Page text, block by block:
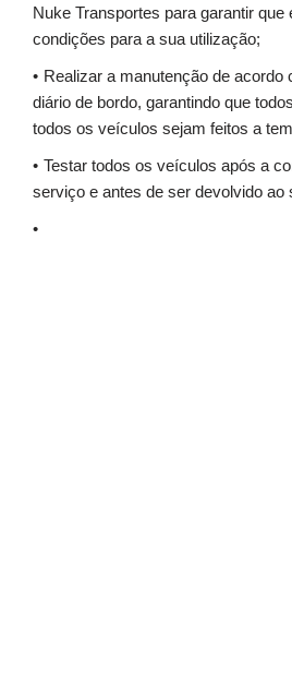
Nuke Transportes para garantir que
condições para a sua utilização;
Realizar a manutenção de acordo
diário de bordo, garantindo que
todos os veículos sejam feitos a
Testar todos os veículos após a
serviço e antes de ser devolvido ao